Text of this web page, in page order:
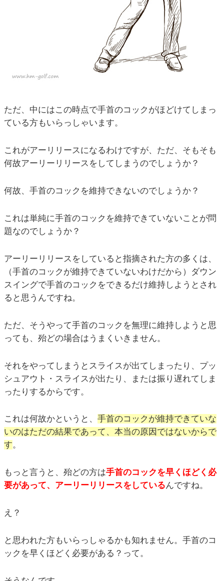
ただ、中にはこの時点で手首のコックがほどけてしまっ
ている方もいらっしゃいます。
これがアーリリースになるわけですが、ただ、そもそも
何故アーリーリリースをしてしまうのでしょうか？
何故、手首のコックを維持できないのでしょうか？
これは単純に手首のコックを維持できていないことが問
題なのでしょうか？
アーリーリリースをしていると指摘された方の多くは、
（手首のコックが維持できていないわけだから）ダウン
スイングで手首のコックをできるだけ維持しようとされ
ると思うんですね。
ただ、そうやって手首のコックを無理に維持しようと思
っても、殆どの場合はうまくいきません。
それをやってしまうとスライスが出てしまったり、プッ
シュアウト・スライスが出たり、または振り遅れてしま
ったりするからです。
これは何故かというと、 手首のコックが維持できていな
いのはただの結果であって、本当の原因ではないからで
す。
もっと言うと、殆どの方は手首のコックを早くほどく必
要があって、アーリーリリースをしているんですね。
え？
と思われた方もいらっしゃるかも知れません。手首のコ
ックを早くほどく必要がある？って。